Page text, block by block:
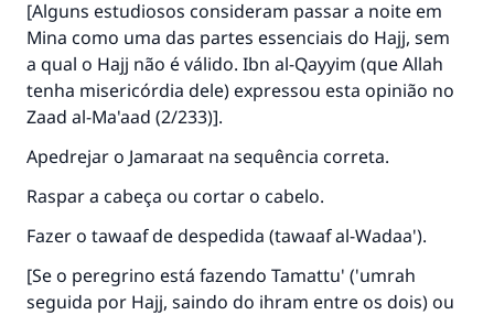
[Alguns estudiosos consideram passar a noite em
Mina como uma das partes essenciais do Hajj, sem
a qual o Hajj não é válido. Ibn al-Qayyim (que Allah
tenha misericórdia dele) expressou esta opinião no
Zaad al-Ma'aad (2/233)].
Apedrejar o Jamaraat na sequência correta.
Raspar a cabeça ou cortar o cabelo.
Fazer o tawaaf de despedida (tawaaf al-Wadaa').
[Se o peregrino está fazendo Tamattu' ('umrah
seguida por Hajj, saindo do ihram entre os dois) ou
A resposta n° 110845 salvou um
casamento.
Ajude-nos a responder à Ummah